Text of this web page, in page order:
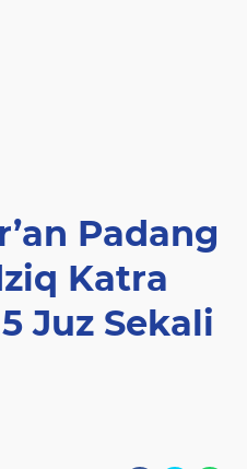
Padang
Katra
Juz Sekali